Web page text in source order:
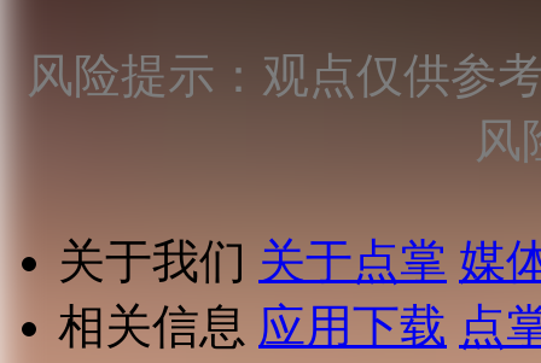
风险提示：观点仅供参
风
关于我们 关于点掌 媒
相关信息 应用下载 点